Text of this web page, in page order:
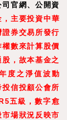
官網、公開資
主要投資中華
券交易所發行
數來計算股價
，故本基金之
度之淨值波動
信投顧公會所
五級，數字愈
場狀況反映市